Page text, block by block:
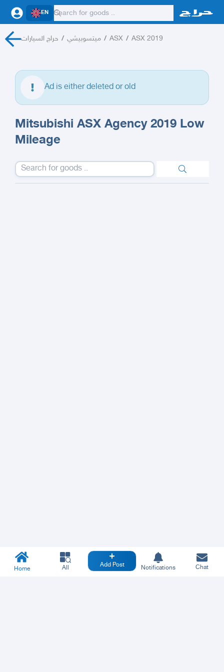
EN
حراج السيارات / ميتسوبيشي / ASX / ASX 2019
Ad is either deleted or old
Mitsubishi ASX Agency 2019 Low
Mileage
Home All Add Post Notifications Chat